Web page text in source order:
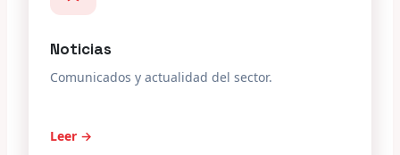
Noticias
Comunicados y actualidad del sector.
Leer →